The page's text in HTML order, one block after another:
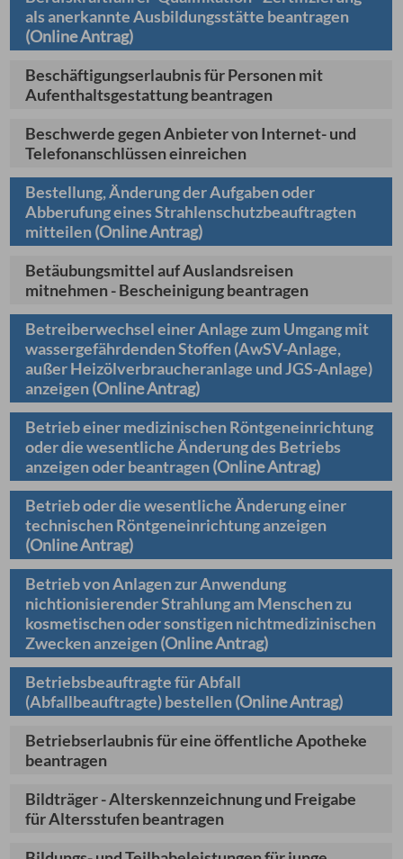
als anerkannte Ausbildungsstätte beantragen
(Online Antrag)
Beschäftigungserlaubnis für Personen mit
Aufenthaltsgestattung beantragen
Beschwerde gegen Anbieter von Internet- und
Telefonanschlüssen einreichen
Bestellung, Änderung der Aufgaben oder
Abberufung eines Strahlenschutzbeauftragten
mitteilen(Online Antrag)
Betäubungsmittel auf Auslandsreisen
mitnehmen - Bescheinigung beantragen
Betreiberwechsel einer Anlage zum Umgang mit
wassergefährdenden Stoffen (AwSV-Anlage,
außer Heizölverbraucheranlage und JGS-Anlage)
anzeigen(Online Antrag)
Betrieb einer medizinischen Röntgeneinrichtung
oder die wesentliche Änderung des Betriebs
anzeigen oder beantragen(Online Antrag)
Betrieb oder die wesentliche Änderung einer
technischen Röntgeneinrichtung anzeigen
(Online Antrag)
Betrieb von Anlagen zur Anwendung
nichtionisierender Strahlung am Menschen zu
kosmetischen oder sonstigen nichtmedizinischen
Zwecken anzeigen(Online Antrag)
Betriebsbeauftragte für Abfall
(Abfallbeauftragte) bestellen(Online Antrag)
Betriebserlaubnis für eine öffentliche Apotheke
beantragen
Bildträger - Alterskennzeichnung und Freigabe
für Altersstufen beantragen